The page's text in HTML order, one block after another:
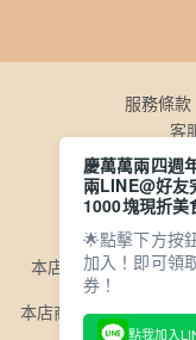
服務條款
客
客服時間：【
公司名
公
公司電
本店商品採用黑貓冷
本店商品委由ISO及
慶萬萬兩四週
兩LINE@好友
1000塊現折美
🌟點擊下方按
加入！即可領
券！
點我加入